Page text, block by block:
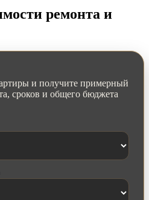
ремонта и
и получите примерный
сроков и общего бюджета